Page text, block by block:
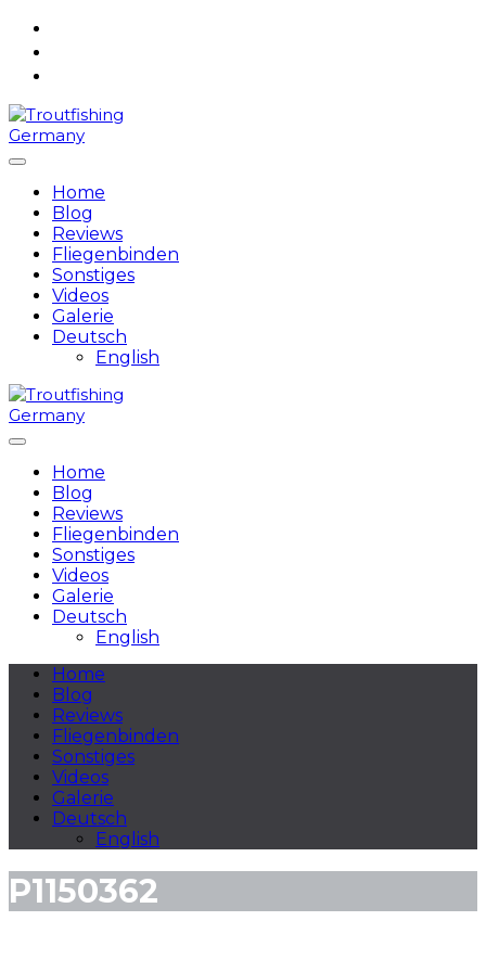
Skip
Home
Blog
Reviews
Fliegenbinden
Sonstiges
Videos
Galerie
Deutsch
English
Home
Blog
Reviews
Fliegenbinden
Sonstiges
Videos
Galerie
Deutsch
English
Home
Blog
Reviews
Fliegenbinden
Sonstiges
Videos
Galerie
Deutsch
English
P1150362